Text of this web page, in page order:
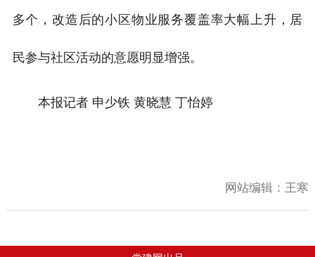
多个，改造后的小区物业服务覆盖率大幅上升，居
民参与社区活动的意愿明显增强。
本报记者 申少铁 黄晓慧 丁怡婷
网站编辑： 王寒